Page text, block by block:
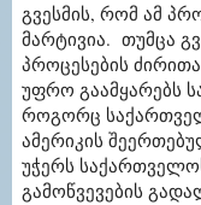
გვესმის, რომ ამ
მარტივია. თუმცა
პროცესების
უფრო გაამყარებს
როგორც
ამერიკის
უჭერს
გამოწვევების